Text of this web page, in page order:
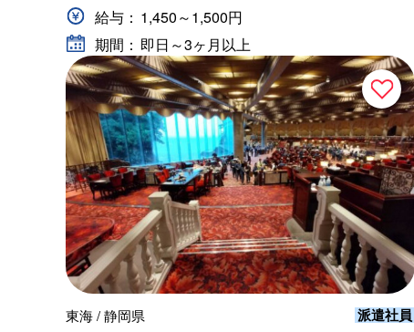
給与： 1,450～1,500円
期間： 即日～3ヶ月以上
東海 / 静岡県 派遣社員